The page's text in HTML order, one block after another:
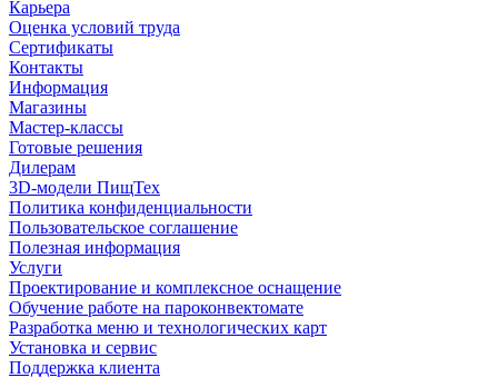
Карьера
Оценка условий труда
Сертификаты
Контакты
Информация
Магазины
Мастер-классы
Готовые решения
Дилерам
3D-модели ПищТех
Политика конфиденциальности
Пользовательское соглашение
Полезная информация
Услуги
Проектирование и комплексное оснащение
Обучение работе на пароконвектомате
Разработка меню и технологических карт
Установка и сервис
Поддержка клиента